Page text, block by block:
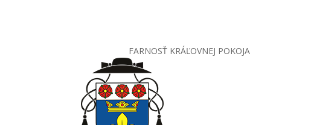
FARNOSŤ KRÁĽOVNEJ POKOJA